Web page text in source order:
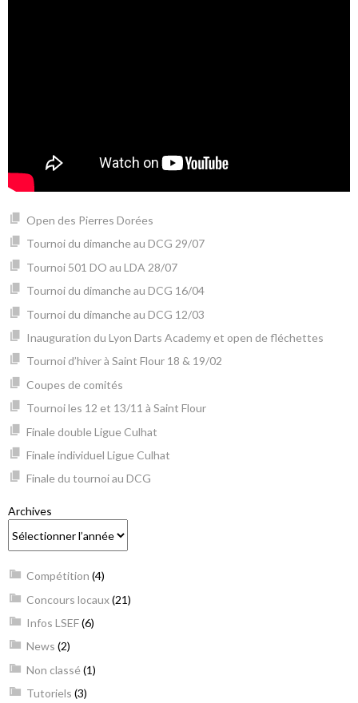
Open des Pierres Dorées
Tournoi du dimanche au DCG 29/07
Tournoi 501 DO au LDA 28/07
Tournoi du dimanche au DCG 16/04
Tournoi du dimanche au DCG 12/03
Inauguration du Lyon Darts Academy et open de fléchettes
Tournoi d’hiver à Saint Flour 18 & 19/02
Coupes de comités
Tournoi les 12 et 13/11 à Saint Flour
Finale double Ligue Culhat
Finale individuel Ligue Culhat
Finale du tournoi au DCG
Archives
Compétition (4)
Concours locaux(21)
Infos LSEF(6)
News (2)
Non classé (1)
Tutoriels (3)